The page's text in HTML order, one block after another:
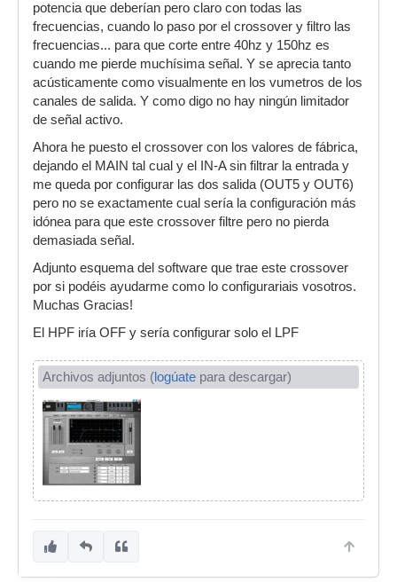
potencia que deberían pero claro con todas las
frecuencias, cuando lo paso por el crossover y filtro las
frecuencias... para que corte entre 40hz y 150hz es
cuando me pierde muchísima señal. Y se aprecia tanto
acústicamente como visualmente en los vumetros de los
canales de salida. Y como digo no hay ningún limitador
de señal activo.
Ahora he puesto el crossover con los valores de fábrica,
dejando el MAIN tal cual y el IN-A sin filtrar la entrada y
me queda por configurar las dos salida (OUT5 y OUT6)
pero no se exactamente cual sería la configuración más
idónea para que este crossover filtre pero no pierda
demasiada señal.
Adjunto esquema del software que trae este crossover
por si podéis ayudarme como lo configurariais vosotros.
Muchas Gracias!
El HPF iría OFF y sería configurar solo el LPF
Archivos adjuntos (logúate para descargar)